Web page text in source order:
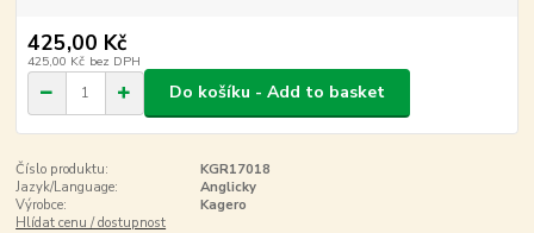
425,00 Kč
425,00 Kč bez DPH
Do košíku - Add to basket
Číslo produktu:
KGR17018
Jazyk/Language:
Anglicky
Výrobce:
Kagero
Hlídat cenu / dostupnost